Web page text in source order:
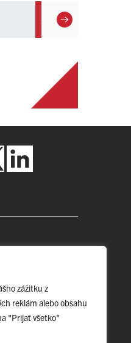
zážitku z
reklám alebo obsahu
"Prijať všetko"